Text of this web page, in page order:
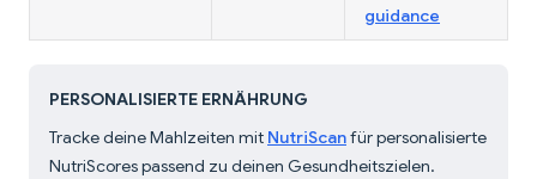
guidance
PERSONALISIERTE ERNÄHRUNG
Tracke deine Mahlzeiten mit NutriScanfür personalisierte
NutriScores passend zu deinen Gesundheitszielen.